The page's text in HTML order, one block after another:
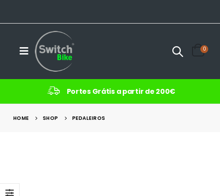
0
Portes Grátis a partir de 200€
HOME SHOP PEDALEIROS